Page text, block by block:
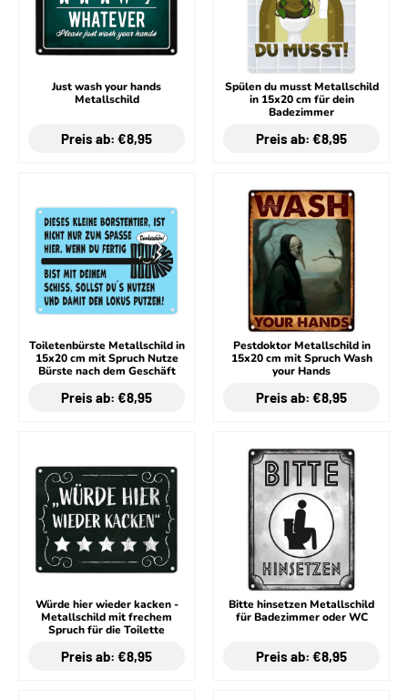
Just wash your hands
Metallschild
Preis ab: €8,95
Spülen du musst Metallschild
in 15x20 cm für dein
Badezimmer
Preis ab: €8,95
Toiletenbürste Metallschild in
15x20 cm mit Spruch Nutze
Bürste nach dem Geschäft
Preis ab: €8,95
Pestdoktor Metallschild in
15x20 cm mit Spruch Wash
your Hands
Preis ab: €8,95
Würde hier wieder kacken -
Metallschild mit frechem
Spruch für die Toilette
Preis ab: €8,95
Bitte hinsetzen Metallschild
für Badezimmer oder WC
Preis ab: €8,95